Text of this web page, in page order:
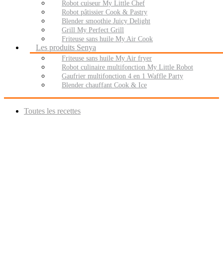
Robot cuiseur My Little Chef
Robot pâtissier Cook & Pastry
Blender smoothie Juicy Delight
Grill My Perfect Grill
Friteuse sans huile My Air Cook
Les produits Senya
Friteuse sans huile My Air fryer
Robot culinaire multifonction My Little Robot
Gaufrier multifonction 4 en 1 Waffle Party
Blender chauffant Cook & Ice
Toutes les recettes